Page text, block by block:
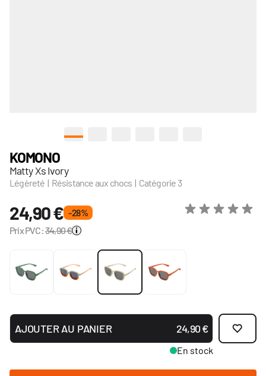
KOMONO
Matty Xs Ivory
Légèreté | Résistance aux chocs | Catégorie 3
24,90 € - 28 %
Prix PVC:34,90 €
AJOUTER AU PANIER 24,90 €
En stock